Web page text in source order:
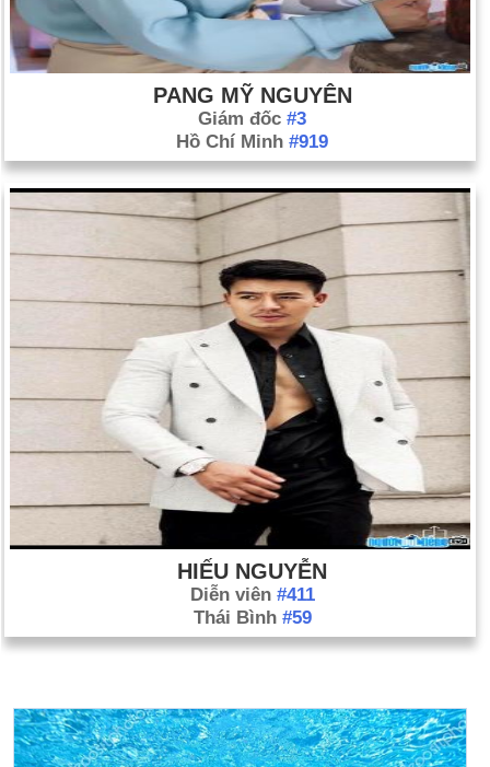
PANG MỸ NGUYÊN
Giám đốc #3
Hồ Chí Minh #919
HIẾU NGUYỄN
Diễn viên #411
Thái Bình #59